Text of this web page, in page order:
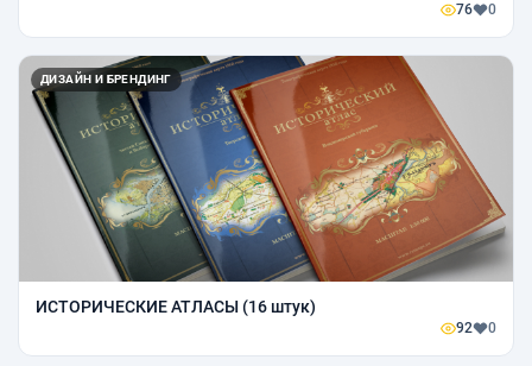
76 0
ДИЗАЙН И БРЕНДИНГ
ИСТОРИЧЕСКИЕ АТЛАСЫ (16 штук)
92 0